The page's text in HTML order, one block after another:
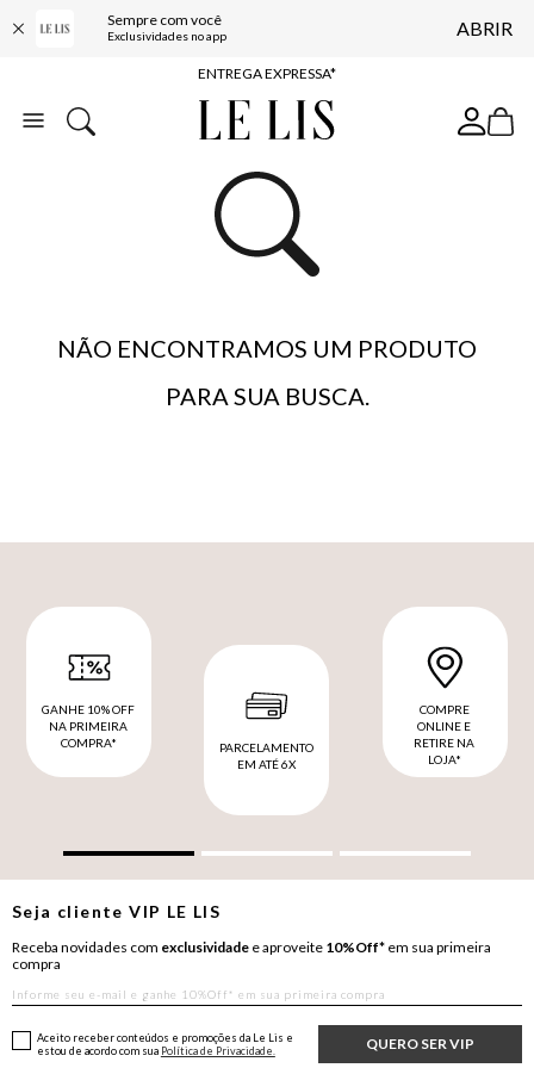
Sempre com você
Exclusividades no app ABRIR
COMPRE ONLINE E RETIRE EM LOJA*
ENTREGA EXPRESSA*
FRETE GRÁTIS*
10% OFF NA PRIMEIRA COMPRA*
NÃO ENCONTRAMOS UM PRODUTO
PARA SUA BUSCA.
GANHE 10% OFF
NA PRIMEIRA
COMPRA*
PARCELAMENTO
EM ATÉ 6X
COMPRE
ONLINE E
RETIRE NA
LOJA*
Seja clienteVIP LE LIS
Receba novidades com exclusividade e aproveite 10%Off* em sua primeira
compra
QUERO SER VIP
Aceito receber conteúdos e promoções da Le Lis e
estou de acordo com sua Política de Privacidade.